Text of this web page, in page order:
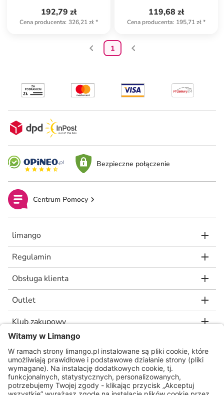
192,79 zł
Cena producenta: 326,21 zł*
119,68 zł
Cena producenta: 195,71 zł*
1
Bezpieczne połączenie
Centrum Pomocy
limango
Regulamin
Obsługa klienta
Outlet
Klub zakupowy